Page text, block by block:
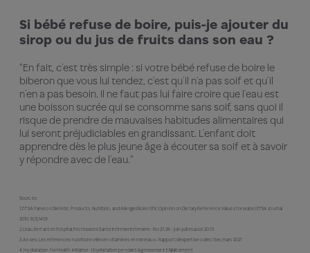
Si bébé refuse de boire, puis-je ajouter du
sirop ou du jus de fruits dans son eau ?
"En fait, c’est très simple : si votre bébé refuse de boire le
biberon que vous lui tendez, c’est qu’il n’a pas soif et qu’il
n’en a pas besoin. Il ne faut pas lui faire croire que l’eau est
une boisson sucrée qui se consomme sans soif, sans quoi il
risque de prendre de mauvaises habitudes alimentaires qui
lui seront préjudiciables en grandissant. L’enfant doit
apprendre dès le plus jeune âge à écouter sa soif et à savoir
y répondre avec de l’eau."
Sources
1. EFSA Panel on Dietetic Products, Nutrition, and AllergiesScientific Opinion on Dietary Reference Values for water, EFSA Journal
2010; 8(3):1459
2. L’eau, l’enfant et l’hôpital, Professions Santé Infirmier Infirmière - No 27-28 - juin-juillet-août 2001
3. Anses : Les références nutritionnelles en vitamines et minéraux - Rapport d’expertise collective, mars 2021
4. Hydratation for Health Initiative : L’hydratation pendant la grossesse et l’allaitement